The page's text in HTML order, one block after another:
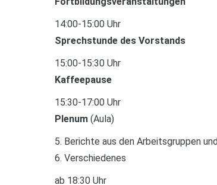
14:00-15:00 Uhr
Sprechstunde des Vorstands
15:00-15:30 Uhr
Kaffeepause
15:30-17:00 Uhr
Plenum (Aula)
5. Berichte aus den Arbeitsgruppen
6. Verschiedenes
ab 18:30 Uhr